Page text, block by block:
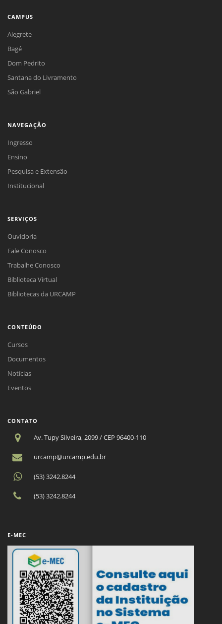
CAMPUS
Alegrete
Bagé
Dom Pedrito
Santana do Livramento
São Gabriel
NAVEGAÇÃO
Ingresso
Ensino
Pesquisa e Extensão
Institucional
SERVIÇOS
Ouvidoria
Fale Conosco
Trabalhe Conosco
Biblioteca Virtual
Bibliotecas da URCAMP
CONTEÚDO
Cursos
Documentos
Notícias
Eventos
CONTATO
Av. Tupy Silveira, 2099 / CEP 96400-110
urcamp@urcamp.edu.br
(53) 3242.8244
(53) 3242.8244
E-MEC